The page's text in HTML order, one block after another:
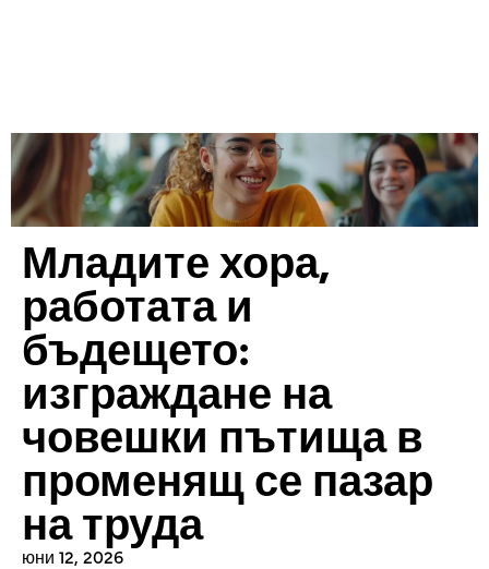
Младите хора,
работата и
бъдещето:
изграждане на
човешки пътища в
променящ се пазар
на труда
юни 12, 2026